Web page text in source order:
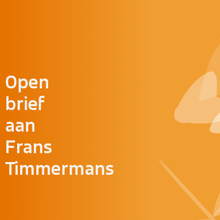
Open
brief
aan
Frans
Timmermans